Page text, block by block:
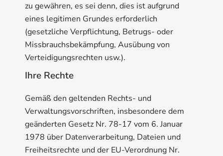
zu gewähren, es sei denn, dies ist aufgrund
eines legitimen Grundes erforderlich
(gesetzliche Verpflichtung, Betrugs- oder
Missbrauchsbekämpfung, Ausübung von
Verteidigungsrechten usw.).
Ihre Rechte
Gemäß den geltenden Rechts- und
Verwaltungsvorschriften, insbesondere dem
geänderten Gesetz Nr. 78-17 vom 6. Januar
1978 über Datenverarbeitung, Dateien und
Freiheitsrechte und der EU-Verordnung Nr.